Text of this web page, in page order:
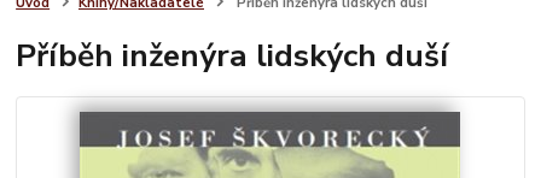
Příběh inženýra lidských duší